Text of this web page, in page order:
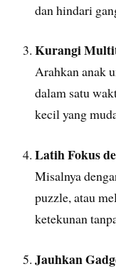
dan hindari
Kurangi
Arahkan anak
dalam satu
kecil yang
Latih Fokus
Misalnya
puzzle, atau
ketekunan
Jauhkan